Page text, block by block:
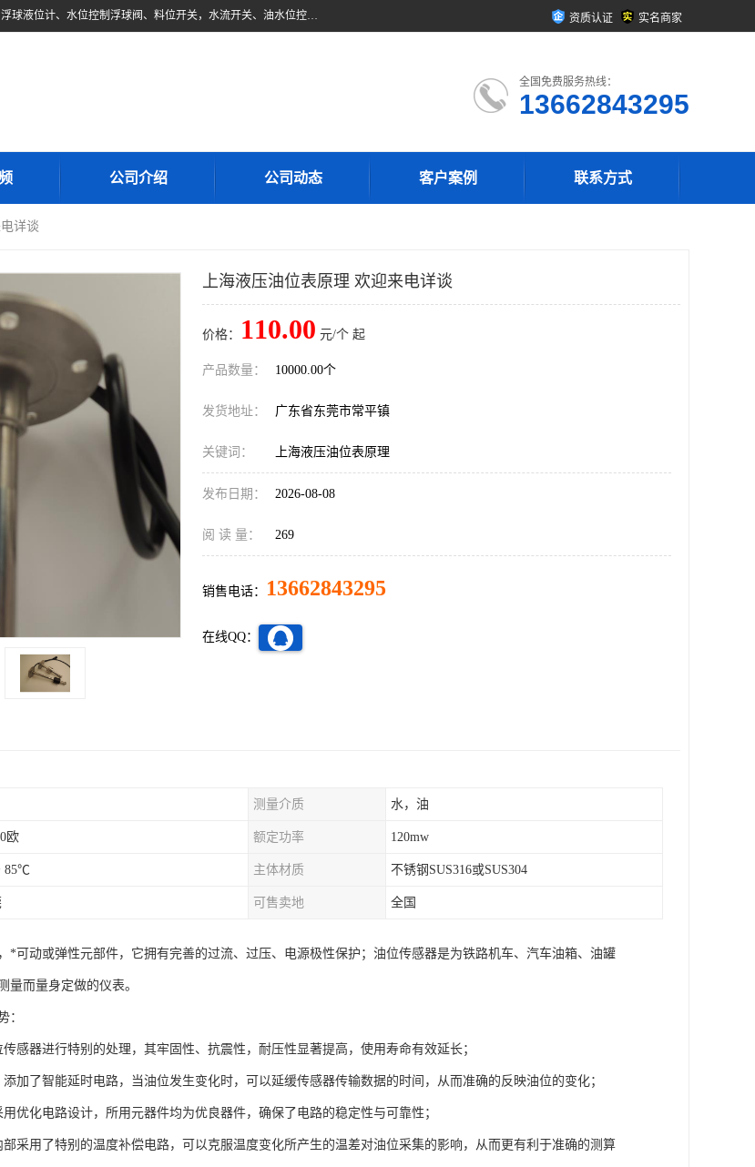
东莞市柏奥电子有限公司主要经营产品：浮球液位开关、油位传感器、机械式油表、浮球液位计、水位控制浮球阀、料位开关，水流开关、油水位控制配套仪表等。柏奥电子，您可信赖的合作伙伴 资质认证 实名商家
全国免费服务热线：
13662843295
公司介绍 公司动态 客户案例 联系方式
详谈
上海液压油位表原理 欢迎来电详谈
价格： 110.00 元/个 起
产品数量： 10000.00个
发货地址： 广东省东莞市常平镇
关键词： 上海液压油位表原理
发布日期： 2026-08-08
阅 读 量： 269
销售电话： 13662843295
在线QQ：
测量介质 水，油
欧 额定功率 120mw
85℃ 主体材质 不锈钢SUS316或SUS304
可售卖地 全国
*可动或弹性元部件，它拥有完善的过流、过压、电源极性保护；油位传感器是为铁路机车、汽车油箱、油罐
量而量身定做的仪表。
：
感器进行特别的处理，其牢固性、抗震性，耐压性显著提高，使用寿命有效延长；
加了智能延时电路，当油位发生变化时，可以延缓传感器传输数据的时间，从而准确的反映油位的变化；
优化电路设计，所用元器件均为优良器件，确保了电路的稳定性与可靠性；
采用了特别的温度补偿电路，可以克服温度变化所产生的温差对油位采集的影响，从而更有利于准确的测算